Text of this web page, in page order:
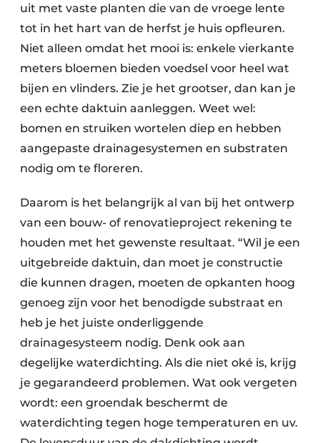
uit met vaste planten die van de vroege lente
tot in het hart van de herfst je huis opfleuren.
Niet alleen omdat het mooi is: enkele vierkante
meters bloemen bieden voedsel voor heel wat
bijen en vlinders. Zie je het grootser, dan kan je
een echte daktuin aanleggen. Weet wel:
bomen en struiken wortelen diep en hebben
aangepaste drainagesystemen en substraten
nodig om te floreren.
Daarom is het belangrijk al van bij het ontwerp
van een bouw- of renovatieproject rekening te
houden met het gewenste resultaat. “Wil je een
uitgebreide daktuin, dan moet je constructie
die kunnen dragen, moeten de opkanten hoog
genoeg zijn voor het benodigde substraat en
heb je het juiste onderliggende
drainagesysteem nodig. Denk ook aan
degelijke waterdichting. Als die niet oké is, krijg
je gegarandeerd problemen. Wat ook vergeten
wordt: een groendak beschermt de
waterdichting tegen hoge temperaturen en uv.